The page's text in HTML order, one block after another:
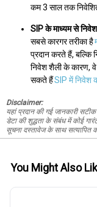
कम 3 साल तक
SIP के माध्यम से
सबसे कारगर तरीका है
प्रदान करते हैं, बल्कि
निवेश शैली के कारण,
सकते हैंSIP में निवेश
Disclaimer:
यहां प्रदान की गई जानकारी
डेटा की शुद्धता के संबंध में कोई
सूचना दस्तावेज के साथ सत्यापित
You Might Also